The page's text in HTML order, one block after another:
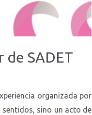
de SADET
organizada por
sentidos, sino un acto de